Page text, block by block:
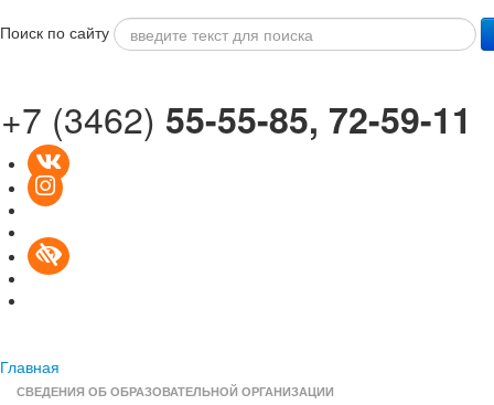
Поиск по сайту
+7 (3462) 55-55-85, 72-59-11
Главная
СВЕДЕНИЯ ОБ ОБРАЗОВАТЕЛЬНОЙ ОРГАНИЗАЦИИ